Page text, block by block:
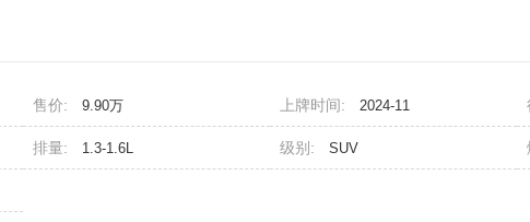
售价: 9.90万 上牌时间: 2024-11
排量: 1.3-1.6L 级别: SUV